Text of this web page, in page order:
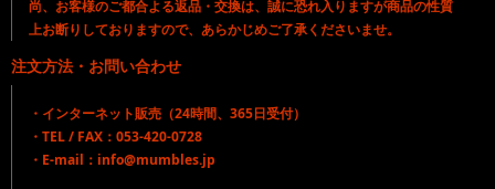
尚、お客様のご都合よる返品・交換は、誠に恐れ入りますが商品の性質
上お断りしておりますので、あらかじめご了承くださいませ。
注文方法・お問い合わせ
・インターネット販売（24時間、365日受付）
・TEL / FAX：053-420-0728
・E-mail：info@mumbles.jp